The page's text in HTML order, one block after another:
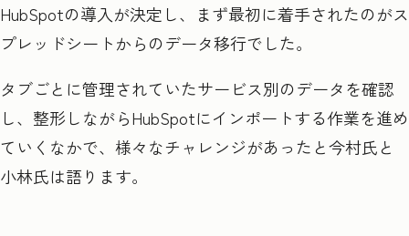
HubSpotの導入が決定し、まず最初に着手されたのがス
プレッドシートからのデータ移行でした。
タブごとに管理されていたサービス別のデータを確認
し、整形しながらHubSpotにインポートする作業を進め
ていくなかで、様々なチャレンジがあったと今村氏と
小林氏は語ります。